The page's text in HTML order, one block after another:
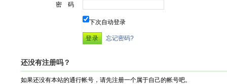
密 码
下次自动登录
忘记密码?
还没有注册吗？
如果还没有本站的通行帐号，请先注册一个属于自己的帐号吧。